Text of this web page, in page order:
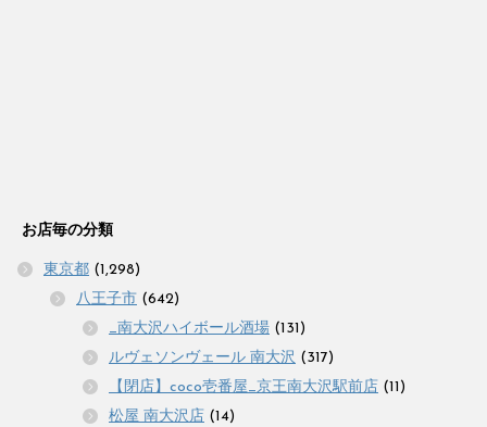
お店毎の分類
東京都 (1,298)
八王子市 (642)
_南大沢ハイボール酒場 (131)
ルヴェソンヴェール 南大沢 (317)
【閉店】coco壱番屋_京王南大沢駅前店 (11)
松屋 南大沢店 (14)